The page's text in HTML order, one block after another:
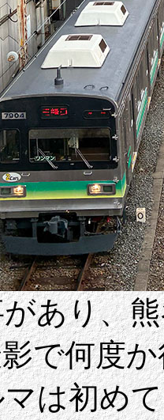
あり、
で何度
は初め